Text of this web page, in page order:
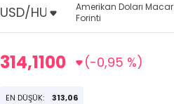
Amerikan Doları Macar
Forinti
314,1100 (-0,95 %)
EN DÜŞÜK: 313,06